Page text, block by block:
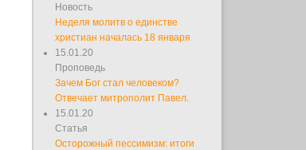
Новость
Неделя молитв о единстве
христиан началась 18 января
15.01.20
Проповедь
Зачем Бог стал человеком?
Отвечает митрополит Павел.
15.01.20
Статья
Осторожный пессимизм: итоги